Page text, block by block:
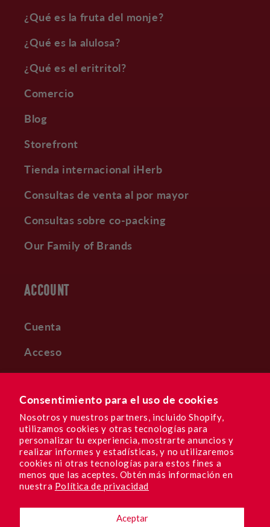
Consentimiento para el uso de cookies
Nosotros y nuestros partners, incluido Shopify,
utilizamos cookies y otras tecnologías para
personalizar tu experiencia, mostrarte anuncios y
realizar informes y estadísticas, y no utilizaremos
cookies ni otras tecnologías para estos fines a
menos que las aceptes. Obtén más información en
nuestra Política de privacidad
Aceptar
¿Qué es la fruta del monje?
¿Qué es la alulosa?
¿Qué es el eritritol?
Comercio
Blog
Storefront
Tienda internacional iHerb
Consultas de venta al por mayor
Consultas sobre co-packing
Our Family of Brands
ACCOUNT
Cuenta
Acceso
Registro
DULCES RECOMPENSAS
Subscribe & Save
FacebookInstagramYouTube